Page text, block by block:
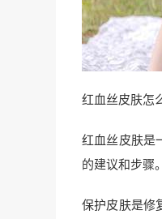
红血丝皮肤怎
红血丝皮肤是
的建议和步骤。
保护皮肤是修